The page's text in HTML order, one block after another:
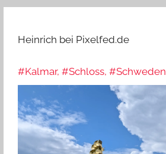
Heinrich bei Pixelfed.de
#Kalmar, #Schloss, #Schweden